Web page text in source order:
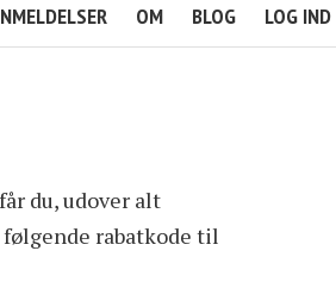
OM BLOG LOG IND
får du, udover alt
rabatkode til